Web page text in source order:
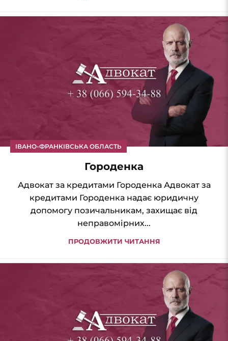
ІВАНО-ФРАНКІВСЬКА ОБЛАСТЬ
Городенка
Адвокат за кредитами Городенка Адвокат за
кредитами Городенка надає юридичну
допомогу позичальникам, захищає від
неправомірних...
ПРОДОВЖИТИ ЧИТАННЯ